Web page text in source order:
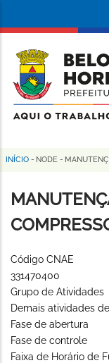
conteúdo
principal
da
Prefeitura
de
Horizonte
Trilha
de
navegação
INÍCIO - NODE -
Código CNAE
331470400
Grupo de Atividades
Demais atividades
Fase de abertura
Fase de controle
Faixa de Horário de